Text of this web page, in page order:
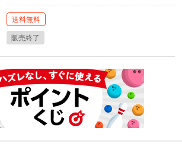
送料無料
販売終了